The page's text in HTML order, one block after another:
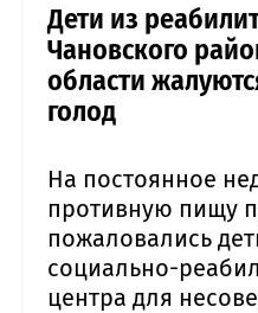
Дети из
Чановского
области
голод
На постоянное
противную пищу
пожаловались
социально-
центра для